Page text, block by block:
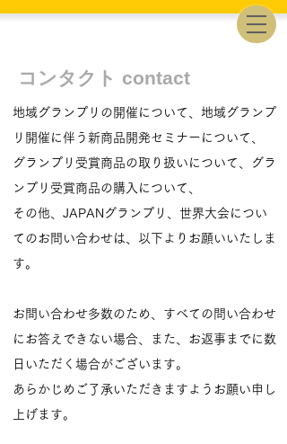
コンタクト contact
地域グランプリの開催について、地域グランプ
リ開催に伴う新商品開発セミナーについて、
グランプリ受賞商品の取り扱いについて、グラ
ンプリ受賞商品の購入について、
その他、JAPANグランプリ、世界大会につい
てのお問い合わせは、以下よりお願いいたしま
す。
お問い合わせ多数のため、すべての問い合わせ
にお答えできない場合、また、お返事までに数
日いただく場合がございます。
​あらかじめご了承いただきますようお願い申し
上げます。